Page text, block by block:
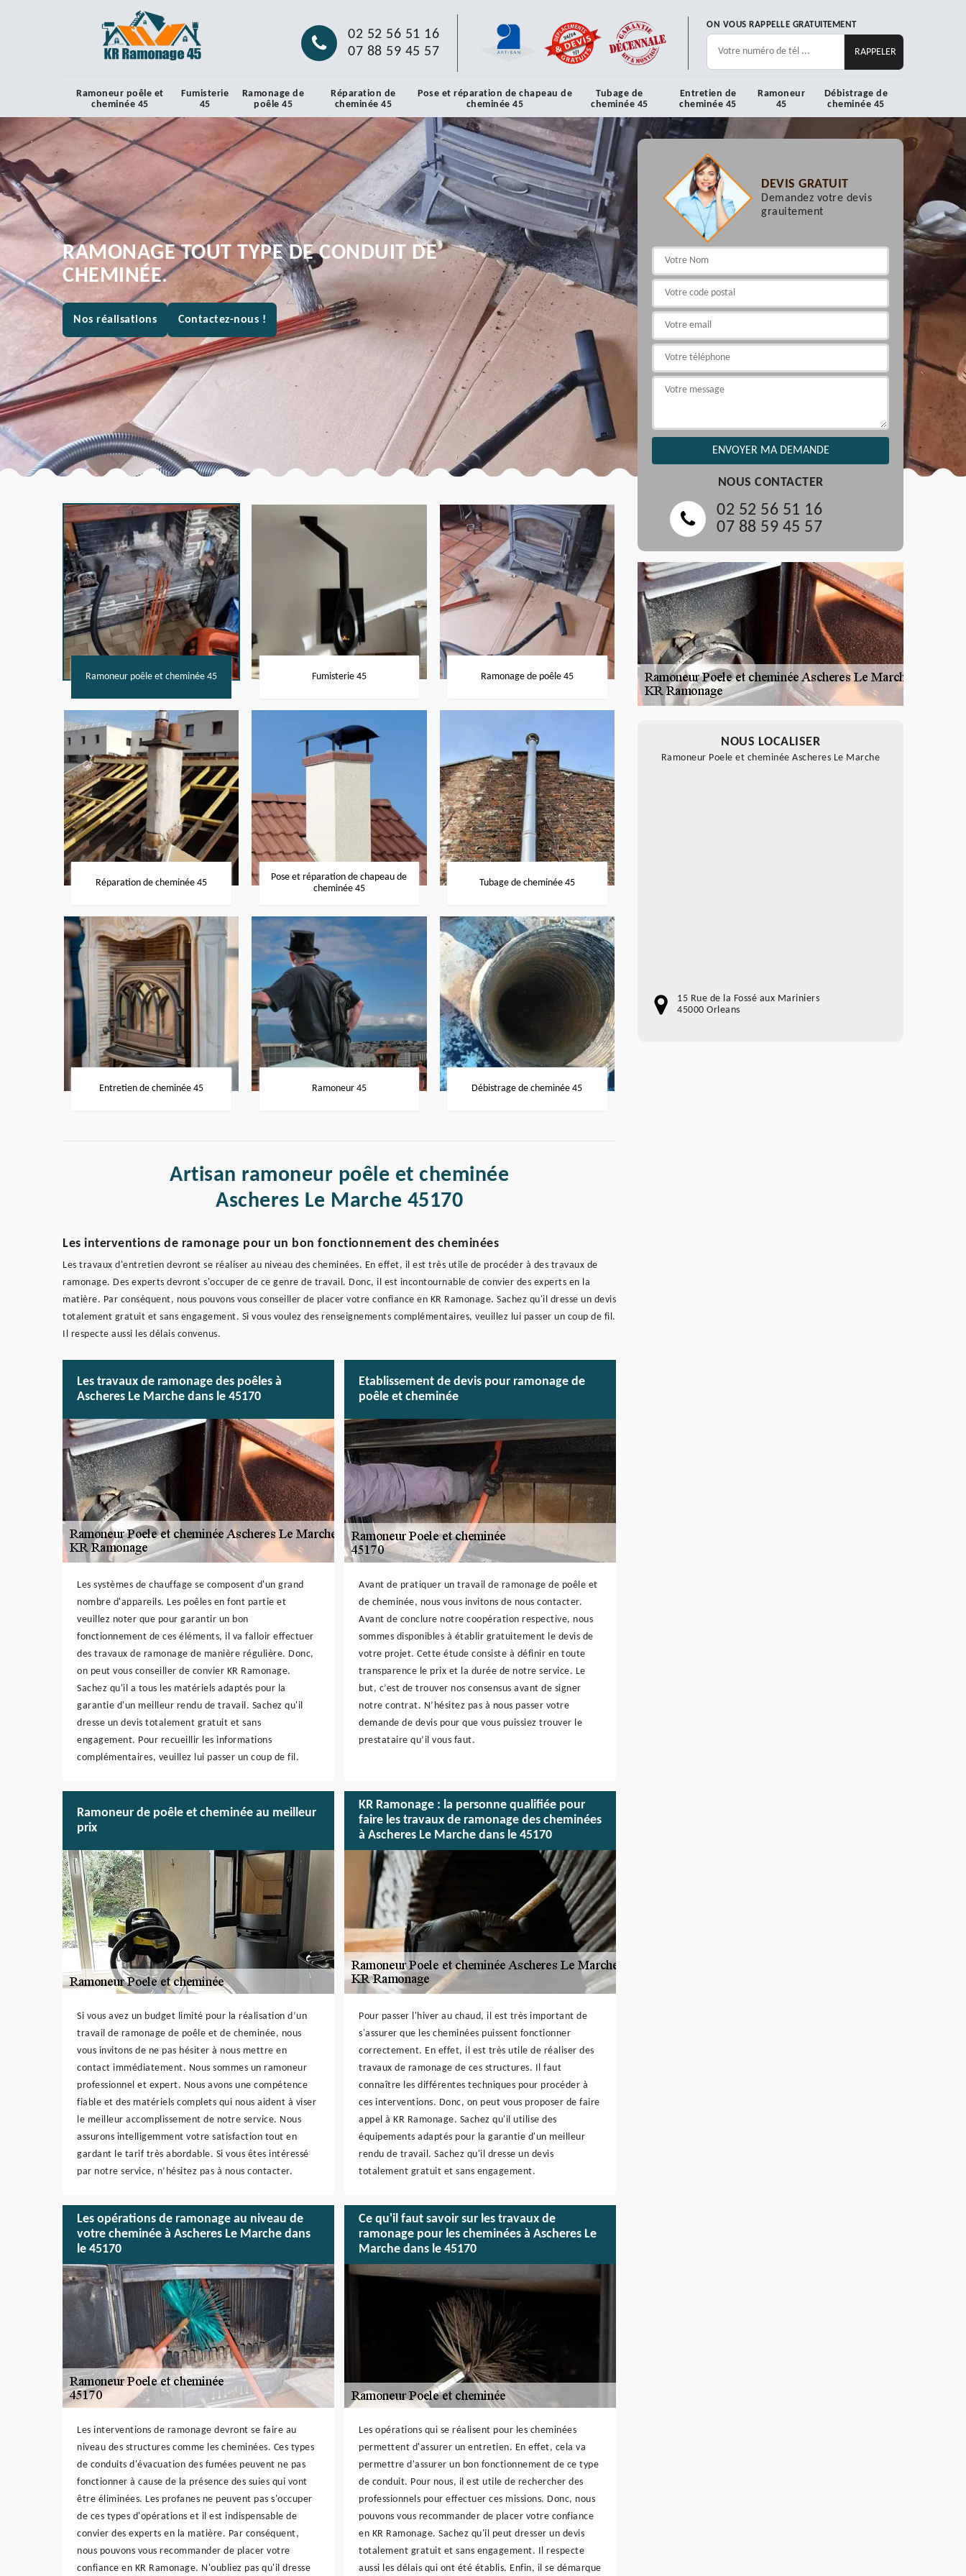
02 52 56 51 16
07 88 59 45 57
ON VOUS RAPPELLE GRATUITEMENT
Ramoneur poêle et
cheminée 45
Fumisterie
45
Ramonage de
poêle 45
Réparation de
cheminée 45
Pose et réparation de chapeau de
cheminée 45
Tubage de
cheminée 45
Entretien de
cheminée 45
Ramoneur
45
Débistrage de
cheminée 45
RAMONAGE TOUT TYPE DE CONDUIT DE
CHEMINÉE.
Nos réalisations Contactez-nous !
Ramoneur poêle et cheminée 45 Fumisterie 45 Ramonage de poêle 45
Réparation de cheminée 45
Pose et réparation de chapeau de
cheminée 45
Tubage de cheminée 45
Entretien de cheminée 45 Ramoneur 45 Débistrage de cheminée 45
Artisan ramoneur poêle et cheminée
Ascheres Le Marche 45170
Les interventions de ramonage pour un bon fonctionnement des cheminées
Les travaux d'entretien devront se réaliser au niveau des cheminées. En effet, il est très utile de procéder à des travaux de
ramonage. Des experts devront s'occuper de ce genre de travail. Donc, il est incontournable de convier des experts en la
matière. Par conséquent, nous pouvons vous conseiller de placer votre confiance en KR Ramonage. Sachez qu'il dresse un devis
totalement gratuit et sans engagement. Si vous voulez des renseignements complémentaires, veuillez lui passer un coup de fil.
Il respecte aussi les délais convenus.
Les travaux de ramonage des poêles à
Ascheres Le Marche dans le 45170
Les systèmes de chauffage se composent d'un grand
nombre d'appareils. Les poêles en font partie et
veuillez noter que pour garantir un bon
fonctionnement de ces éléments, il va falloir effectuer
des travaux de ramonage de manière régulière. Donc,
on peut vous conseiller de convier KR Ramonage.
Sachez qu'il a tous les matériels adaptés pour la
garantie d'un meilleur rendu de travail. Sachez qu'il
dresse un devis totalement gratuit et sans
engagement. Pour recueillir les informations
complémentaires, veuillez lui passer un coup de fil.
Etablissement de devis pour ramonage de
poêle et cheminée
Avant de pratiquer un travail de ramonage de poêle et
de cheminée, nous vous invitons de nous contacter.
Avant de conclure notre coopération respective, nous
sommes disponibles à établir gratuitement le devis de
votre projet. Cette étude consiste à définir en toute
transparence le prix et la durée de notre service. Le
but, c’est de trouver nos consensus avant de signer
notre contrat. N’hésitez pas à nous passer votre
demande de devis pour que vous puissiez trouver le
prestataire qu’il vous faut.
Ramoneur de poêle et cheminée au meilleur
prix
Si vous avez un budget limité pour la réalisation d’un
travail de ramonage de poêle et de cheminée, nous
vous invitons de ne pas hésiter à nous mettre en
contact immédiatement. Nous sommes un ramoneur
professionnel et expert. Nous avons une compétence
fiable et des matériels complets qui nous aident à viser
le meilleur accomplissement de notre service. Nous
assurons intelligemment votre satisfaction tout en
gardant le tarif très abordable. Si vous êtes intéressé
par notre service, n’hésitez pas à nous contacter.
KR Ramonage : la personne qualifiée pour
faire les travaux de ramonage des cheminées
à Ascheres Le Marche dans le 45170
Pour passer l'hiver au chaud, il est très important de
s'assurer que les cheminées puissent fonctionner
correctement. En effet, il est très utile de réaliser des
travaux de ramonage de ces structures. Il faut
connaître les différentes techniques pour procéder à
ces interventions. Donc, on peut vous proposer de faire
appel à KR Ramonage. Sachez qu'il utilise des
équipements adaptés pour la garantie d'un meilleur
rendu de travail. Sachez qu'il dresse un devis
totalement gratuit et sans engagement.
Les opérations de ramonage au niveau de
votre cheminée à Ascheres Le Marche dans
le 45170
Les interventions de ramonage devront se faire au
niveau des structures comme les cheminées. Ces types
de conduits d'évacuation des fumées peuvent ne pas
fonctionner à cause de la présence des suies qui vont
être éliminées. Les profanes ne peuvent pas s'occuper
de ces types d'opérations et il est indispensable de
convier des experts en la matière. Par conséquent,
nous pouvons vous recommander de placer votre
confiance en KR Ramonage. N'oubliez pas qu'il dresse
Ce qu'il faut savoir sur les travaux de
ramonage pour les cheminées à Ascheres Le
Marche dans le 45170
Les opérations qui se réalisent pour les cheminées
permettent d'assurer un entretien. En effet, cela va
permettre d'assurer un bon fonctionnement de ce type
de conduit. Pour nous, il est utile de rechercher des
professionnels pour effectuer ces missions. Donc, nous
pouvons vous recommander de placer votre confiance
en KR Ramonage. Sachez qu'il peut dresser un devis
totalement gratuit et sans engagement. Il respecte
aussi les délais qui ont été établis. Enfin, il se démarque
DEVIS GRATUIT
Demandez votre devis
grauitement
NOUS CONTACTER
02 52 56 51 16
07 88 59 45 57
NOUS LOCALISER
Ramoneur Poele et cheminée Ascheres Le Marche
15 Rue de la Fossé aux Mariniers
45000 Orleans